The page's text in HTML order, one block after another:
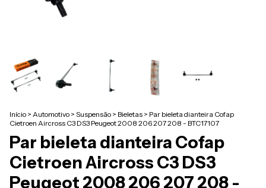
Início > Automotivo > Suspensão > Bieletas > Par bieleta dianteira Cofap
Cietroen Aircross C3 DS3 Peugeot 2008 206 207 208 - BTC17107
Par bieleta dianteira Cofap
Cietroen Aircross C3 DS3
Peugeot 2008 206 207 208 -